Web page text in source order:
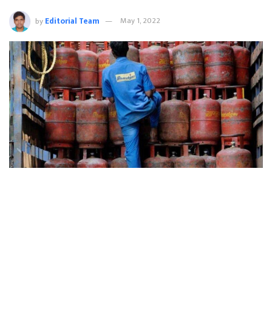
byEditorial Team May 1, 2022